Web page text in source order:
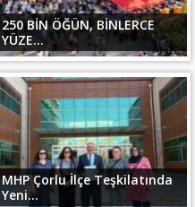
250 BİN ÖĞÜN, BİNLERCE
YÜZE...
MHP Çorlu İlçe Teşkilatında
Yeni...